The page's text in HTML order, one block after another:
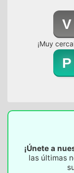
V
¡Muy
P
¡Únete a
las últimas